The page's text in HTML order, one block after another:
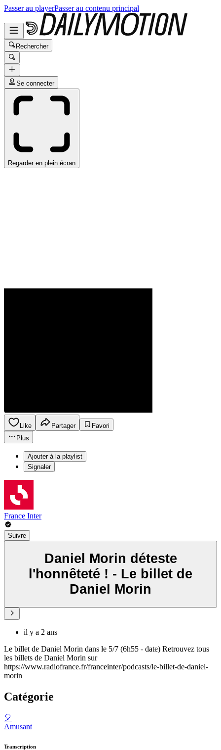
Passer au playerPasser au contenu principal
Rechercher
Se connecter
Regarder en plein écran
Like Partager
Favori
Plus
Ajouter à la playlist
Signaler
France Inter
Suivre
Daniel Morin déteste
l'honnêteté ! - Le billet de
Daniel Morin
il y a 2 ans
Le billet de Daniel Morin dans le 5/7 (6h55 - date) Retrouvez tous
les billets de Daniel Morin sur
https://www.radiofrance.fr/franceinter/podcasts/le-billet-de-daniel-
morin
Catégorie
🎈
Amusant
Transcription